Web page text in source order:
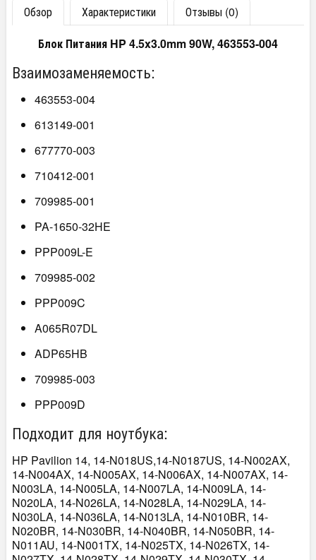
Обзор Характеристики
Отзывы (0)
Блок Питания HP 4.5x3.0mm 90W, 463553-004
Взаимозаменяемость:
463553-004
613149-001
677770-003
710412-001
709985-001
PA-1650-32HE
PPP009L-E
709985-002
PPP009C
A065R07DL
ADP65HB
709985-003
PPP009D
Подходит для ноутбука:
HP Pavilion 14, 14-N018US,14-N0187US, 14-N002AX,
14-N004AX, 14-N005AX, 14-N006AX, 14-N007AX, 14-
N003LA, 14-N005LA, 14-N007LA, 14-N009LA, 14-
N020LA, 14-N026LA, 14-N028LA, 14-N029LA, 14-
N030LA, 14-N036LA, 14-N013LA, 14-N010BR, 14-
N020BR, 14-N030BR, 14-N040BR, 14-N050BR, 14-
N011AU, 14-N001TX, 14-N025TX, 14-N026TX, 14-